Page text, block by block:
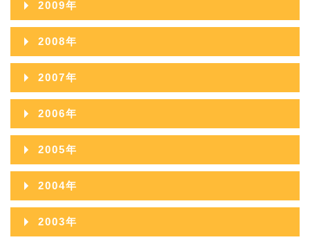
2014年06月
2014年05月
2014年03月
2014年02月
2014年01月
2013年08月
2013年07月
2013年06月
2013年05月
2013年03月
2013年02月
2013年01月
2012年09月
2012年08月
2012年07月
2012年06月
2012年05月
2012年03月
2012年02月
2011年10月
2011年09月
2011年08月
2011年07月
2011年06月
2011年05月
2011年03月
2010年11月
2010年10月
2010年09月
2010年08月
2010年07月
2010年06月
2010年05月
2009年
2009年12月
2009年11月
2009年10月
2009年09月
2009年08月
2009年07月
2009年06月
2009年05月
2008年
2008年12月
2008年11月
2008年10月
2008年09月
2008年08月
2008年07月
2007年
2007年12月
2007年11月
2007年10月
2007年09月
2007年08月
2006年
2006年12月
2006年11月
2006年10月
2006年09月
2005年
2005年12月
2005年11月
2005年10月
2004年
2004年12月
2003年